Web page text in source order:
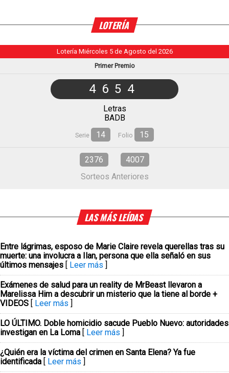
LOTERÍA
Lotería Miércoles 5 de Agosto del 2026
Primer Premio
4654
Letras
BADB
Serie 14 Folio 15
2376
4007
Sorteos Anteriores
LAS MÁS LEÍDAS
Entre lágrimas, esposo de Marie Claire revela querellas tras su
muerte: una involucra a Ilan, persona que ella señaló en sus
últimos mensajes [ Leer más ]
Exámenes de salud para un reality de MrBeast llevaron a
Marelissa Him a descubrir un misterio que la tiene al borde +
VIDEOS [ Leer más ]
LO ÚLTIMO. Doble homicidio sacude Pueblo Nuevo: autoridades
investigan en La Loma [ Leer más ]
¿Quién era la víctima del crimen en Santa Elena? Ya fue
identificada [ Leer más ]